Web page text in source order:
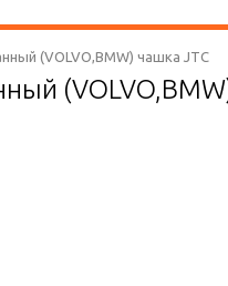
(VOLVO,BMW) чашка JTC